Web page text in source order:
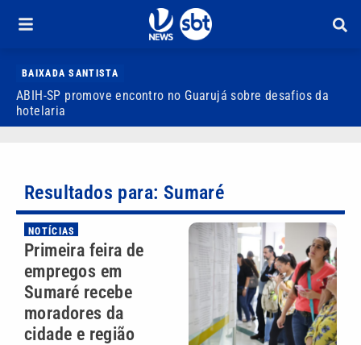
BAIXADA SANTISTA
ABIH-SP promove encontro no Guarujá sobre desafios da
hotelaria
Resultados para: Sumaré
NOTÍCIAS
Primeira feira de
empregos em
Sumaré recebe
moradores da
cidade e região